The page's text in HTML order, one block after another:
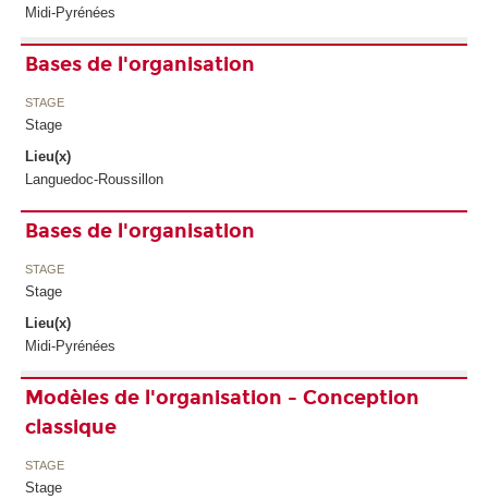
Midi-Pyrénées
Bases de l'organisation
STAGE
Stage
Lieu(x)
Languedoc-Roussillon
Bases de l'organisation
STAGE
Stage
Lieu(x)
Midi-Pyrénées
Modèles de l'organisation - Conception
classique
STAGE
Stage